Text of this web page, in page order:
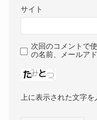
サイト
次回のコメントで
の名前、メールア
上に表示された文字